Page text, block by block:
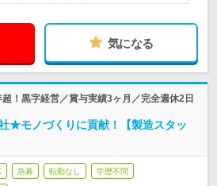
気になる
！黒字経営／賞与実績3ヶ月／完全週休2日
★モノづくりに貢献！【製造スタッ
急募 転勤なし 学歴不問